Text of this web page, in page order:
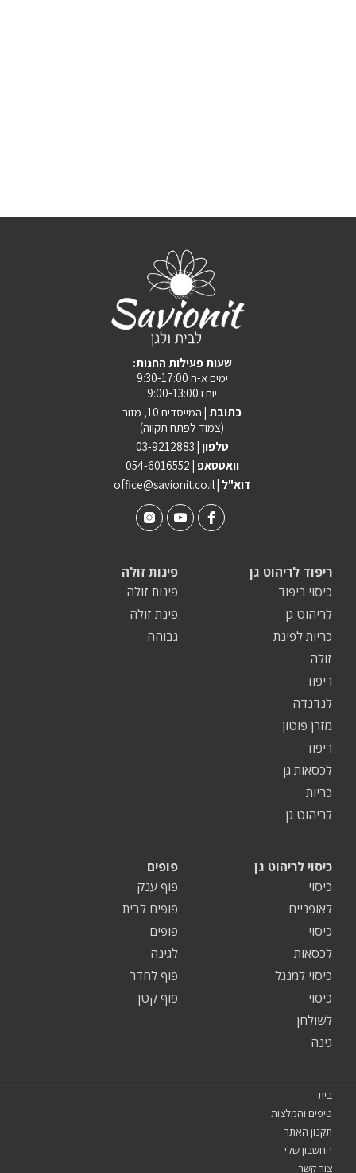
:שעות פעילות החנות
ימים א-ה 9:30-17:00
יום ו 9:00-13:00
כתובת | המייסדים 10, מזור
(צמוד לפתח תקווה)
טלפון | 03-9212883
וואטסאפ | 054-6016552
office@savionit.co.il | דוא"ל
פינות זולה
פינות זולה
פינת זולה
גבוהה
ריפוד לריהוט גן
כיסוי ריפוד
לריהוט גן
כריות לפינת
זולה
ריפוד
לנדנדה
מזרן פוטון
ריפוד
לכסאות גן
כריות
לריהוט גן
פופים
פוף ענק
פופים לבית
פופים
לגינה
פוף לחדר
פוף קטן
כיסוי לריהוט גן
כיסוי
לאופניים
כיסוי
לכסאות
כיסוי למנגל
כיסוי
לשולחן
גינה
בית
טיפים והמלצות
תקנון האתר
החשבון שלי
צור קשר